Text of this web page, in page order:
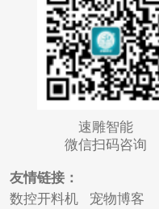
速雕智能
微信扫码咨询
友情链接：
数控开料机
宠物博客